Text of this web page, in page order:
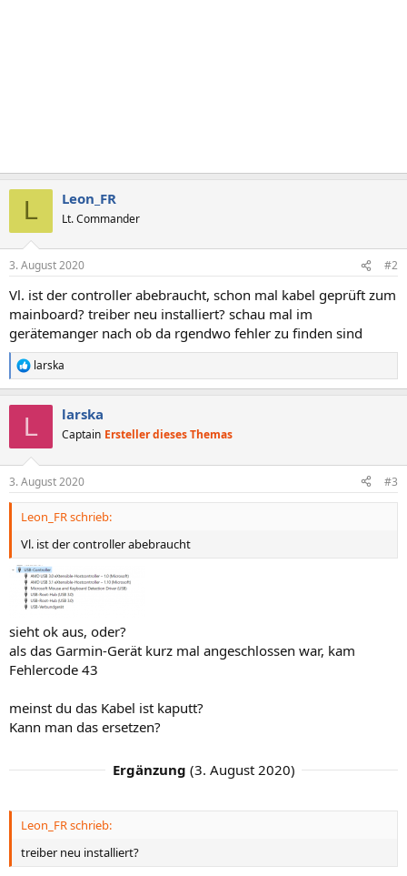
L Leon_FR
Lt. Commander
3. August 2020 #2
Vl. ist der controller abebraucht, schon mal kabel geprüft zum
mainboard? treiber neu installiert? schau mal im
gerätemanger nach ob da rgendwo fehler zu finden sind
R
e
e
n
larska
L larska
Captain Ersteller dieses Themas
3. August 2020 #3
Leon_FR schrieb:
Vl. ist der controller abebraucht
sieht ok aus, oder?
als das Garmin-Gerät kurz mal angeschlossen war, kam
Fehlercode 43
meinst du das Kabel ist kaputt?
Kann man das ersetzen?
Ergänzung (3. August 2020)
Leon_FR schrieb:
treiber neu installiert?